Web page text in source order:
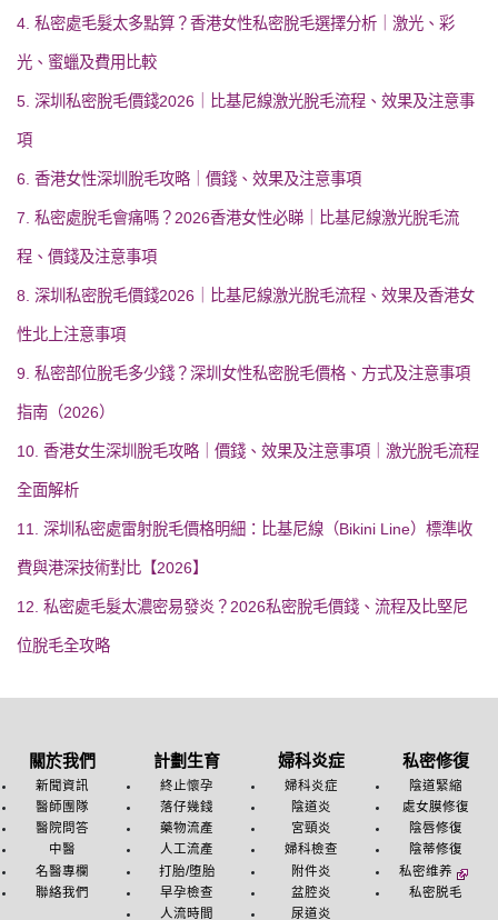
4. 私密處毛髮太多點算？香港女性私密脫毛選擇分析｜激光、彩
光、蜜蠟及費用比較
5. 深圳私密脫毛價錢2026｜比基尼線激光脫毛流程、效果及注意事
項
6. 香港女性深圳脫毛攻略｜價錢、效果及注意事項
7. 私密處脫毛會痛嗎？2026香港女性必睇｜比基尼線激光脫毛流
程、價錢及注意事項
8. 深圳私密脫毛價錢2026｜比基尼線激光脫毛流程、效果及香港女
性北上注意事項
9. 私密部位脫毛多少錢？深圳女性私密脫毛價格、方式及注意事項
指南（2026）
10. 香港女生深圳脫毛攻略｜價錢、效果及注意事項｜激光脫毛流程
全面解析
11. 深圳私密處雷射脫毛價格明細：比基尼線（Bikini Line）標準收
費與港深技術對比【2026】
12. 私密處毛髮太濃密易發炎？2026私密脫毛價錢、流程及比堅尼
位脫毛全攻略
關於我們
新聞資訊
醫師團隊
醫院問答
中醫
名醫專欄
聯絡我們
計劃生育
終止懷孕
落仔幾錢
藥物流產
人工流產
打胎/堕胎
早孕檢查
人流時間
婦科炎症
婦科炎症
陰道炎
宮頸炎
婦科檢查
附件炎
盆腔炎
尿道炎
私密修復
陰道緊縮
處女膜修復
陰唇修復
陰蒂修復
私密维养
私密脱毛